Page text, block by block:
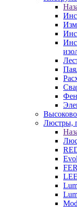
Люстры,